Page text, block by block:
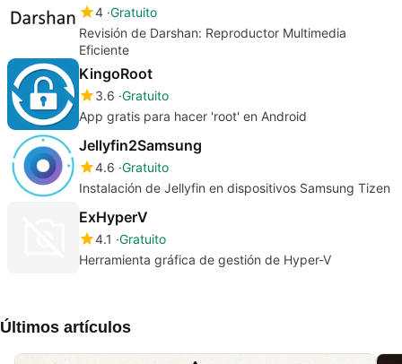
4 Gratuito
Revisión de Darshan: Reproductor Multimedia
Eficiente
KingoRoot
3.6 Gratuito
App gratis para hacer 'root' en Android
Jellyfin2Samsung
4.6 Gratuito
Instalación de Jellyfin en dispositivos Samsung Tizen
ExHyperV
4.1 Gratuito
Herramienta gráfica de gestión de Hyper-V
Últimos artículos